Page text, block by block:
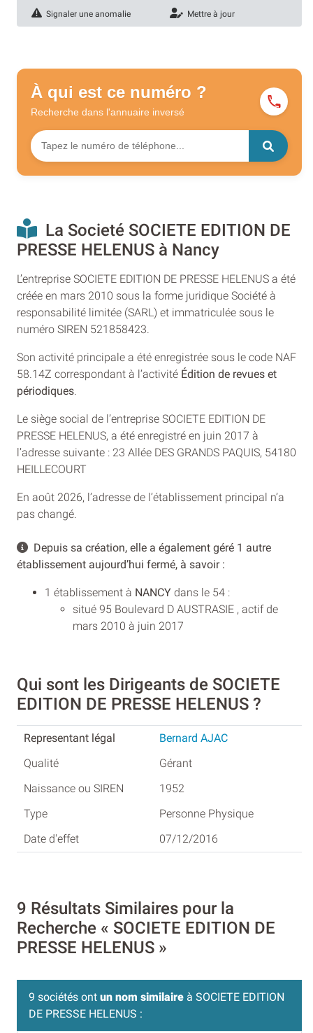
Signaler une anomalie Mettre à jour
À qui est ce numéro ?
Recherche dans l'annuaire inversé
La Societé SOCIETE EDITION DE
PRESSE HELENUS à Nancy
L’entreprise SOCIETE EDITION DE PRESSE HELENUS a été
créée en mars 2010 sous la forme juridique Société à
responsabilité limitée (SARL) et immatriculée sous le
numéro SIREN 521858423.
Son activité principale a été enregistrée sous le code NAF
58.14Z correspondant à l’activité Édition de revues et
périodiques
Le siège social de l’entreprise SOCIETE EDITION DE
PRESSE HELENUS, a été enregistré en juin 2017 à
l’adresse suivante : 23 Allée DES GRANDS PAQUIS, 54180
HEILLECOURT
En août 2026, l’adresse de l’établissement principal n’a
pas changé.
Depuis sa création, elle a également géré 1 autre
établissement aujourd’hui fermé, à savoir :
1 établissement à NANCY dans le 54 :
situé 95 Boulevard D AUSTRASIE , actif de
mars 2010 à juin 2017
Qui sont les Dirigeants de SOCIETE
EDITION DE PRESSE HELENUS ?
Bernard AJAC
Gérant
1952
Personne Physique
07/12/2016
9 Résultats Similaires pour la
Recherche « SOCIETE EDITION DE
PRESSE HELENUS »
9 sociétés ont un nom similaire à SOCIETE EDITION
DE PRESSE HELENUS :